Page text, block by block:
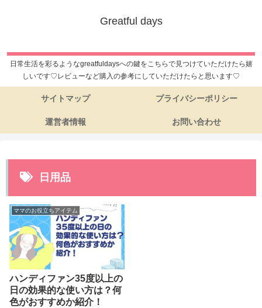
Greatful days
日常生活を彩るようなgreatfuldaysへの鍵をこちらで見つけていただけたら嬉
しいです♡レビューなど購入の参考にしていただけたらと思います♡
サイトマップ プライバシーポリシー
運営者情報 お問い合わせ
日用品
ママのお役立ちアイテム
ハンディファン35度以上の
日の効果的な使い方は？何
色がおすすめか紹介！